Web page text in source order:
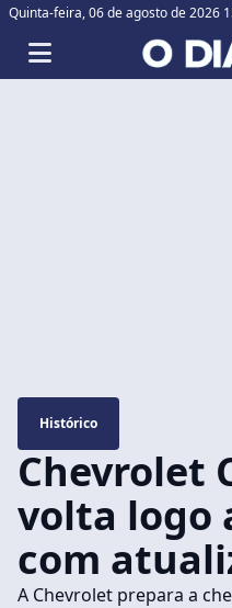
Quinta-feira,06 de agosto de 2026
Histórico
Chevrolet
volta logo
com
A Chevrolet prepara a